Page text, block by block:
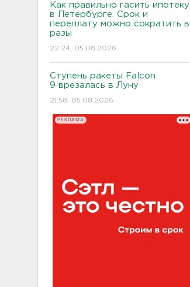
Как правильно гасить ипотеку
в Петербурге. Срок и
переплату можно сократить в
разы
22:24, 05.08.2026
Ступень ракеты Falcon
9 врезалась в Луну
21:58, 05.08.2026
РЕКЛАМА